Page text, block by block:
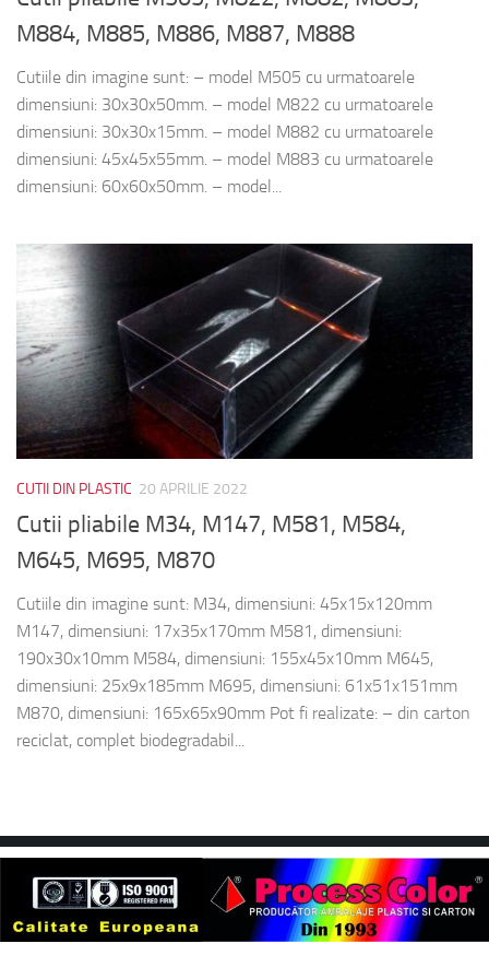
M884, M885, M886, M887, M888
Cutiile din imagine sunt: – model M505 cu urmatoarele
dimensiuni: 30x30x50mm. – model M822 cu urmatoarele
dimensiuni: 30x30x15mm. – model M882 cu urmatoarele
dimensiuni: 45x45x55mm. – model M883 cu urmatoarele
dimensiuni: 60x60x50mm. – model...
CUTII DIN PLASTIC 20 APRILIE 2022
Cutii pliabile M34, M147, M581, M584,
M645, M695, M870
Cutiile din imagine sunt: M34, dimensiuni: 45x15x120mm
M147, dimensiuni: 17x35x170mm M581, dimensiuni:
190x30x10mm M584, dimensiuni: 155x45x10mm M645,
dimensiuni: 25x9x185mm M695, dimensiuni: 61x51x151mm
M870, dimensiuni: 165x65x90mm Pot fi realizate: – din carton
reciclat, complet biodegradabil...